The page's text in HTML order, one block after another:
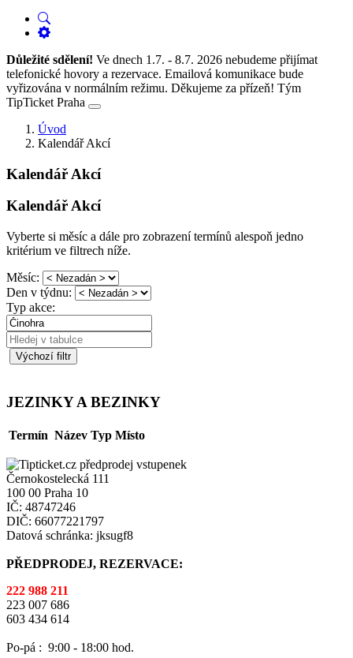
Důležité sdělení! Ve dnech 1.7. - 8.7. 2026 nebudeme přijímat
telefonické hovory a rezervace. Emailová komunikace bude
vyřizována v normálním režimu. Děkujeme za přízeň! Tým
TipTicket Praha
Úvod
Kalendář Akcí
Kalendář Akcí
Kalendář Akcí
Vyberte si měsíc a dále pro zobrazení termínů alespoň jedno
kritérium ve filtrech níže.
Měsíc:
Den v týdnu:
Typ akce:
Výchozí filtr
JEZINKY A BEZINKY
Termín Název Typ Místo
Černokostelecká 111
100 00 Praha 10
IČ: 48747246
DIČ: 66077221797
Datová schránka: jksugf8
PŘEDPRODEJ, REZERVACE:
222 988 211
223 007 686
603 434 614
Po-pá : 9:00 - 18:00 hod.